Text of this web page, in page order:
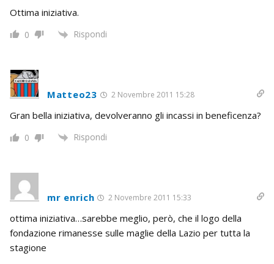
Ottima iniziativa.
0 Rispondi
Matteo23 2 Novembre 2011 15:28
Gran bella iniziativa, devolveranno gli incassi in beneficenza?
0 Rispondi
mr enrich 2 Novembre 2011 15:33
ottima iniziativa…sarebbe meglio, però, che il logo della
fondazione rimanesse sulle maglie della Lazio per tutta la
stagione